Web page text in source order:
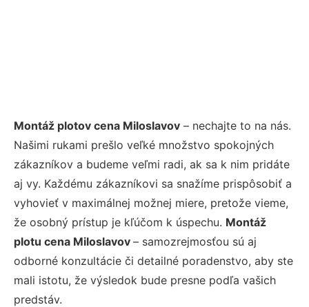
Montáž plotov cena Miloslavov – nechajte to na nás.
Našimi rukami prešlo veľké množstvo spokojných
zákazníkov a budeme veľmi radi, ak sa k nim pridáte
aj vy. Každému zákazníkovi sa snažíme prispôsobiť a
vyhovieť v maximálnej možnej miere, pretože vieme,
že osobný prístup je kľúčom k úspechu. Montáž
plotu cena Miloslavov – samozrejmosťou sú aj
odborné konzultácie či detailné poradenstvo, aby ste
mali istotu, že výsledok bude presne podľa vašich
predstáv.